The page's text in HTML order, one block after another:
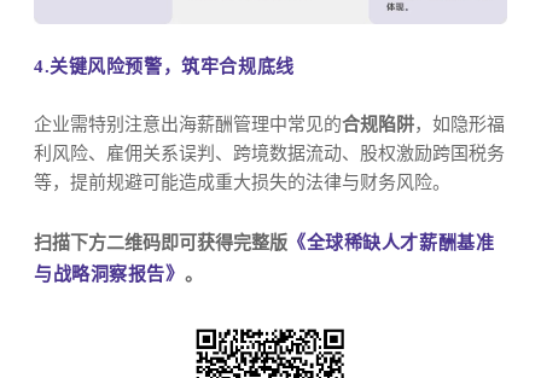
4.关键风险预警，筑牢合规底线
企业需特别注意出海薪酬管理中常见的合规陷阱，如隐形福
利风险、雇佣关系误判、跨境数据流动、股权激励跨国税务
等，提前规避可能造成重大损失的法律与财务风险。
扫描下方二维码即可获得完整版 《全球稀缺人才薪酬基准
与战略洞察报告》 。